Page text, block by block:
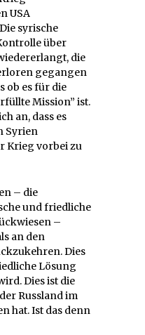
USA
syrische
über
die
gegangen
ob es für die
Mission” ist.
an, dass es
Syrien
Krieg vorbei zu
– die
und friedliche
–
an den
Dies
Lösung
Dies ist die
Russland im
hat. Ist das denn